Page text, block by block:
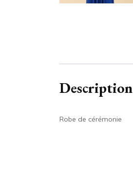
Description
Robe de cérémonie